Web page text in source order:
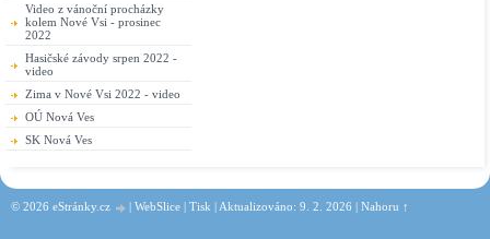
Video z vánoční procházky
kolem Nové Vsi - prosinec
2022
Hasičské závody srpen 2022 -
video
Zima v Nové Vsi 2022 - video
OÚ Nová Ves
SK Nová Ves
© 2026 eStránky.cz | WebSlice | Tisk | Aktualizováno: 9. 2. 2026 | Nahoru ↑